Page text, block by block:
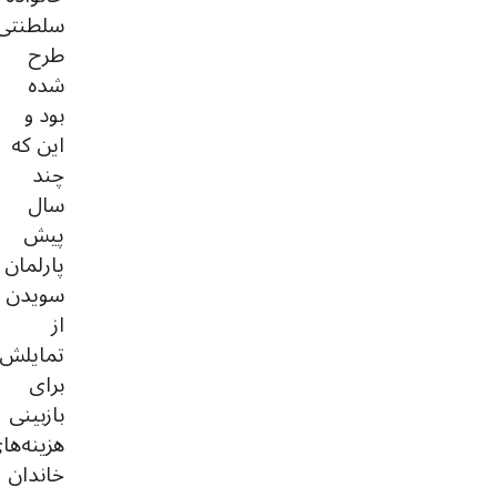
طرح
شده
بود و
این که
چند
سال
پیش
پارلمان
سویدن
از
برای
بازبینی
خاندان